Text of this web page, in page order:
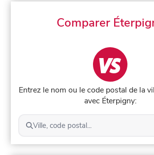
Comparer
Entrez le nom ou le code postal de la
avec Éterpigny:
Ville, code postal...